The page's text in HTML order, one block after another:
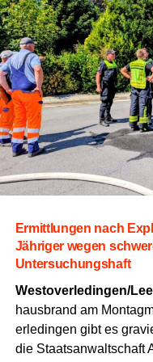
schi­ne,die das
nu­ier­li­che Misch- und
Die Behör­den wei­sen
dass der Erfolg die­ses
haft geeig­ne­ten
Mate­ria­li­en benö­ti­gen
gen,um ihre
fal­ten.
Soll­te das
ti­ge Ver­schie­bun­gen
Ermitt­lun­gen nach
Jäh­ri­ger wegen
Untersuchungshaft
Westoverledingen/
haus­brand am
er­le­din­gen gibt es
die Staats­an­walt­schaft